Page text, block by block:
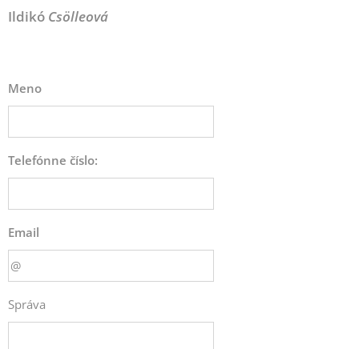
Ildikó Csölleová
Meno
Telefónne číslo:
Email
Správa